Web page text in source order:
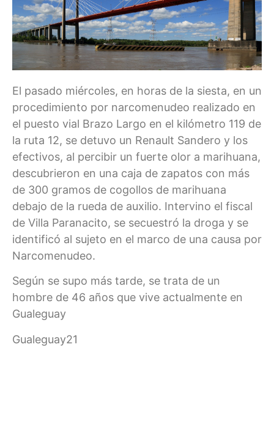
El pasado miércoles, en horas de la siesta, en un
procedimiento por narcomenudeo realizado en
el puesto vial Brazo Largo en el kilómetro 119 de
la ruta 12, se detuvo un Renault Sandero y los
efectivos, al percibir un fuerte olor a marihuana,
descubrieron en una caja de zapatos con más
de 300 gramos de cogollos de marihuana
debajo de la rueda de auxilio. Intervino el fiscal
de Villa Paranacito, se secuestró la droga y se
identificó al sujeto en el marco de una causa por
Narcomenudeo.
Según se supo más tarde, se trata de un
hombre de 46 años que vive actualmente en
Gualeguay
Gualeguay21